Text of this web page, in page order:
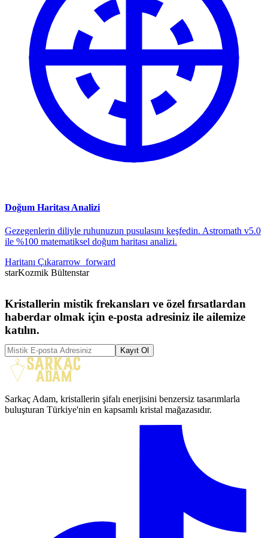
Doğum Haritası Analizi
Gezegenlerin diliyle ruhunuzun pusulasını keşfedin. Astromath v5.0
ile %100 matematiksel doğum haritası analizi.
Haritanı Çıkararrow_forward
starKozmik Bültenstar
Kristallerin mistik frekansları ve özel fırsatlardan
haberdar olmak için e-posta adresiniz ile ailemize
katılın.
Kayıt Ol
Sarkaç Adam, kristallerin şifalı enerjisini benzersiz tasarımlarla
buluşturan Türkiye'nin en kapsamlı kristal mağazasıdır.